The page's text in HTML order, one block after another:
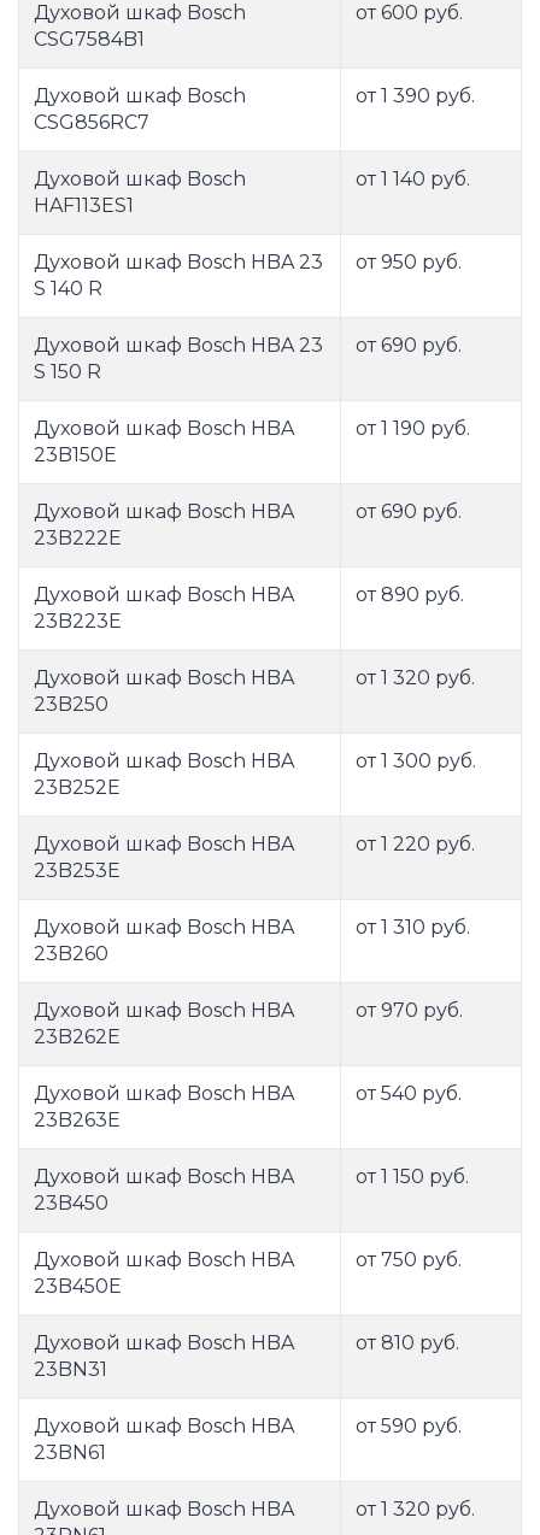
Духовой шкаф Bosch
CSG7584B1
от 600 руб.
Духовой шкаф Bosch
CSG856RC7
от 1 390 руб.
Духовой шкаф Bosch
HAF113ES1
от 1 140 руб.
Духовой шкаф Bosch HBA 23
S 140 R
от 950 руб.
Духовой шкаф Bosch HBA 23
S 150 R
от 690 руб.
Духовой шкаф Bosch HBA
23B150E
от 1 190 руб.
Духовой шкаф Bosch HBA
23B222E
от 690 руб.
Духовой шкаф Bosch HBA
23B223E
от 890 руб.
Духовой шкаф Bosch HBA
23B250
от 1 320 руб.
Духовой шкаф Bosch HBA
23B252E
от 1 300 руб.
Духовой шкаф Bosch HBA
23B253E
от 1 220 руб.
Духовой шкаф Bosch HBA
23B260
от 1 310 руб.
Духовой шкаф Bosch HBA
23B262E
от 970 руб.
Духовой шкаф Bosch HBA
23B263E
от 540 руб.
Духовой шкаф Bosch HBA
23B450
от 1 150 руб.
Духовой шкаф Bosch HBA
23B450E
от 750 руб.
Духовой шкаф Bosch HBA
23BN31
от 810 руб.
Духовой шкаф Bosch HBA
23BN61
от 590 руб.
Духовой шкаф Bosch HBA
от 1 320 руб.